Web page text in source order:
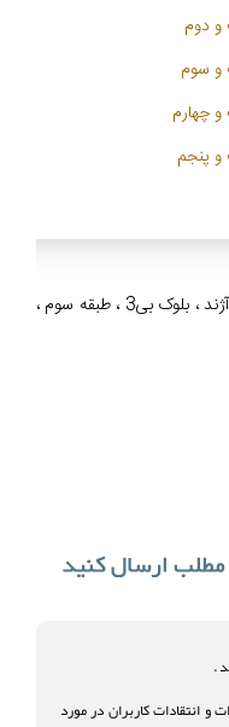
و دوم
و سوم
چهارم
پنجم
آدرس مطب : اصفهان ، آمادگاه ، ساختمان آژند ، بلوک بی3 ، طبقه سوم ،
.
انتقادات کاربران در مورد